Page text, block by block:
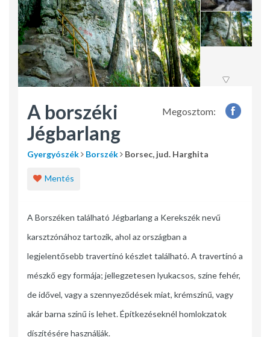
Megosztom:
A borszéki
Jégbarlang
Gyergyószék Borszék Borsec, jud. Harghita
Mentés
A Borszéken található Jégbarlang a Kerekszék nevű
karsztzónához tartozik, ahol az országban a
legjelentősebb travertínó készlet található. A travertínó a
mészkő egy formája; jellegzetesen lyukacsos, színe fehér,
de idővel, vagy a szennyeződések miat, krémszínű, vagy
akár barna színű is lehet. Építkezéseknél homlokzatok
díszítésére használják.